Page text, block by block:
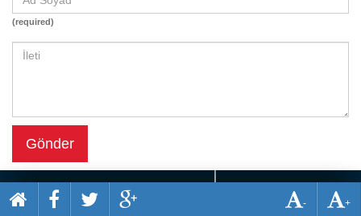
Spor
Yemek
(required)
Gönder
+
-